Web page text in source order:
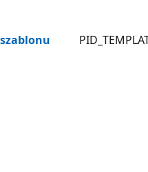
szablonu